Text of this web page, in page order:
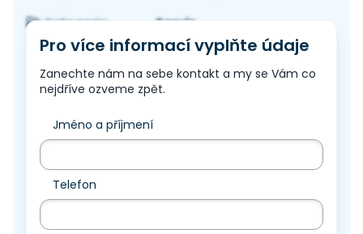
Kategorie:
Servis
Pro více informací vyplňte údaje
Zanechte nám na sebe kontakt a my se Vám co
nejdříve ozveme zpět.
Jméno a příjmení
Telefon